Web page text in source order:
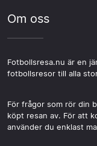
Om oss
Fotbollsresa.nu är en
fotbollsresor till alla
För frågor som rör din
köpt resan av. För att
använder du enklast